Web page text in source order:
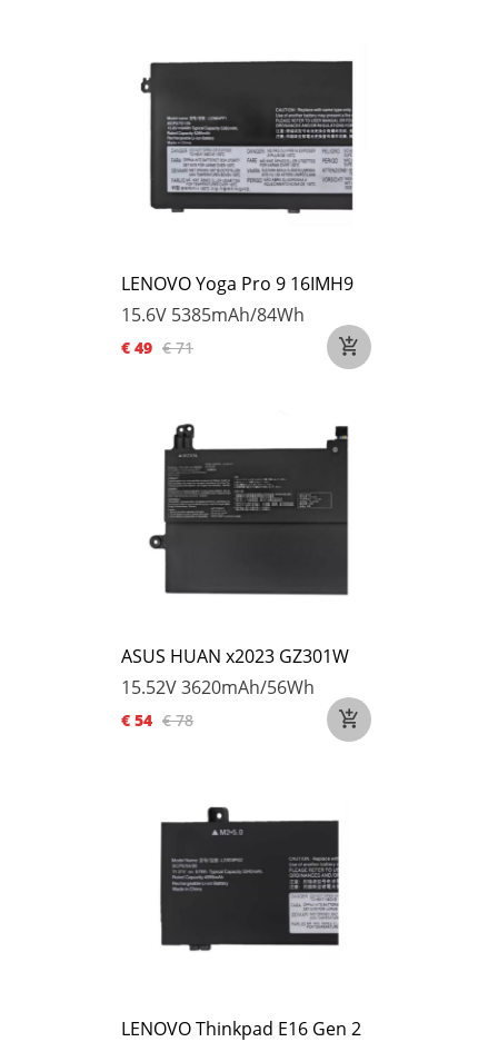
LENOVO Yoga Pro 9 16IMH9
15.6V 5385mAh/84Wh
€ 49 € 71
ASUS HUAN x2023 GZ301W
15.52V3620mAh/56Wh
€ 54 € 78
LENOVO Thinkpad E16 Gen 2